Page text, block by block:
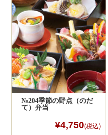
№204季節の野点（のだ
て）弁当
¥4,750(税込)